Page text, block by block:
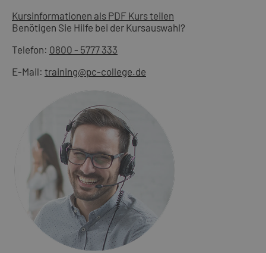
Kursinformationen als PDF Kurs teilen
Benötigen Sie Hilfe bei der Kursauswahl?
Telefon: 0800 - 5777 333
E-Mail: training@pc-college.de